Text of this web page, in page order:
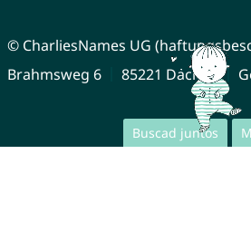
Buscad juntos
© CharliesNames UG
Brahmsweg 6
85221 Dachau